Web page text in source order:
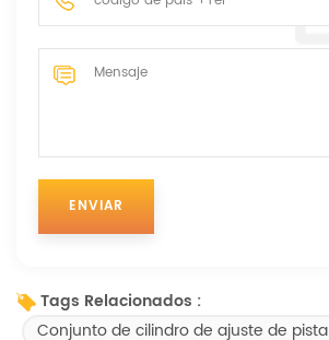
Tags Relacionados :
Conjunto de cilindro de ajuste de pista